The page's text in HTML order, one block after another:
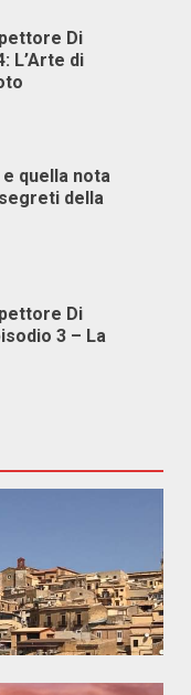
Di
L’Arte di
quella nota
della
Di
3 – La